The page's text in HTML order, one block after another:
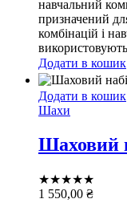
навчальний
призначений
комбінацій і
Додати в кошик
Додати в кошик
Шахи
Шаховий
★★★★★
1 550,00 ₴